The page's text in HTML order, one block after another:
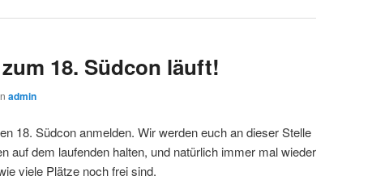
18. Südcon läuft!
admin
18. Südcon anmelden. Wir werden euch an dieser Stelle
auf dem laufenden halten, und natürlich immer mal wieder
viele Plätze noch frei sind.